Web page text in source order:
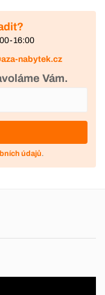
16:00
nabytek.cz
Vám.
údajů.